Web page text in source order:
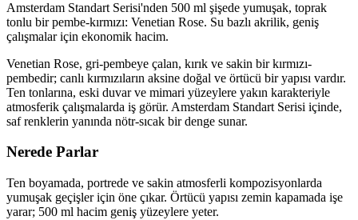
Amsterdam Standart Serisi'nden 500 ml şişede yumuşak, toprak
tonlu bir pembe-kırmızı: Venetian Rose. Su bazlı akrilik, geniş
çalışmalar için ekonomik hacim.
Venetian Rose, gri-pembeye çalan, kırık ve sakin bir kırmızı-
pembedir; canlı kırmızıların aksine doğal ve örtücü bir yapısı vardır.
Ten tonlarına, eski duvar ve mimari yüzeylere yakın karakteriyle
atmosferik çalışmalarda iş görür. Amsterdam Standart Serisi içinde,
saf renklerin yanında nötr-sıcak bir denge sunar.
Nerede Parlar
Ten boyamada, portrede ve sakin atmosferli kompozisyonlarda
yumuşak geçişler için öne çıkar. Örtücü yapısı zemin kapamada işe
yarar; 500 ml hacim geniş yüzeylere yeter.